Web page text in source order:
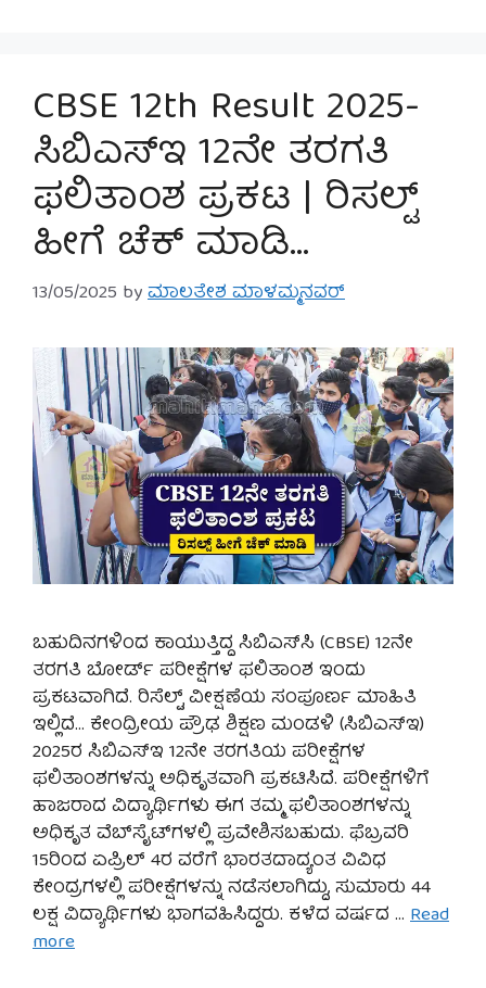
CBSE 12th Result 2025-
ಸಿಬಿಎಸ್‌ಇ 12ನೇ ತರಗತಿ
ಫಲಿತಾಂಶ ಪ್ರಕಟ | ರಿಸಲ್ಟ್
ಹೀಗೆ ಚೆಕ್ ಮಾಡಿ…
13/05/2025 byಮಾಲತೇಶ ಮಾಳಮ್ಮನವರ್
ಬಹುದಿನಗಳಿಂದ ಕಾಯುತ್ತಿದ್ದ ಸಿಬಿಎಸ್‌ಸಿ (CBSE) 12ನೇ
ತರಗತಿ ಬೋರ್ಡ್ ಪರೀಕ್ಷೆಗಳ ಫಲಿತಾಂಶ ಇಂದು
ಪ್ರಕಟವಾಗಿದೆ. ರಿಸೆಲ್ಟ್ ವೀಕ್ಷಣೆಯ ಸಂಪೂರ್ಣ ಮಾಹಿತಿ
ಇಲ್ಲಿದೆ… ಕೇಂದ್ರೀಯ ಪ್ರೌಢ ಶಿಕ್ಷಣ ಮಂಡಳಿ (ಸಿಬಿಎಸ್‌ಇ)
2025ರ ಸಿಬಿಎಸ್‌ಇ 12ನೇ ತರಗತಿಯ ಪರೀಕ್ಷೆಗಳ
ಫಲಿತಾಂಶಗಳನ್ನು ಅಧಿಕೃತವಾಗಿ ಪ್ರಕಟಿಸಿದೆ. ಪರೀಕ್ಷೆಗಳಿಗೆ
ಹಾಜರಾದ ವಿದ್ಯಾರ್ಥಿಗಳು ಈಗ ತಮ್ಮ ಫಲಿತಾಂಶಗಳನ್ನು
ಅಧಿಕೃತ ವೆಬ್‌ಸೈಟ್‌ಗಳಲ್ಲಿ ಪ್ರವೇಶಿಸಬಹುದು. ಫೆಬ್ರವರಿ
15ರಿಂದ ಏಪ್ರಿಲ್ 4ರ ವರೆಗೆ ಭಾರತದಾದ್ಯಂತ ವಿವಿಧ
ಕೇಂದ್ರಗಳಲ್ಲಿ ಪರೀಕ್ಷೆಗಳನ್ನು ನಡೆಸಲಾಗಿದ್ದು, ಸುಮಾರು 44
ಲಕ್ಷ ವಿದ್ಯಾರ್ಥಿಗಳು ಭಾಗವಹಿಸಿದ್ದರು. ಕಳೆದ ವರ್ಷದ … Read
more